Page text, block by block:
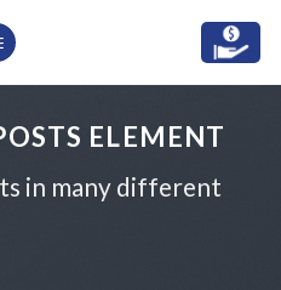
ELEMENT
in many different